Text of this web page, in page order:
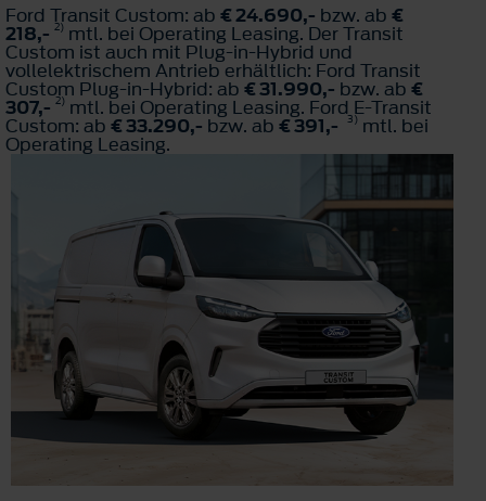
Ford Transit Custom: ab € 24.690,- bzw. ab €
218,- 2) mtl. bei Operating Leasing. Der Transit
Custom ist auch mit Plug-in-Hybrid und
vollelektrischem Antrieb erhältlich: Ford Transit
Custom Plug-in-Hybrid: ab € 31.990,- bzw. ab €
307,- 2) mtl. bei Operating Leasing. Ford E-Transit
Custom: ab € 33.290,- bzw. ab € 391,- 3) mtl. bei
Operating Leasing.